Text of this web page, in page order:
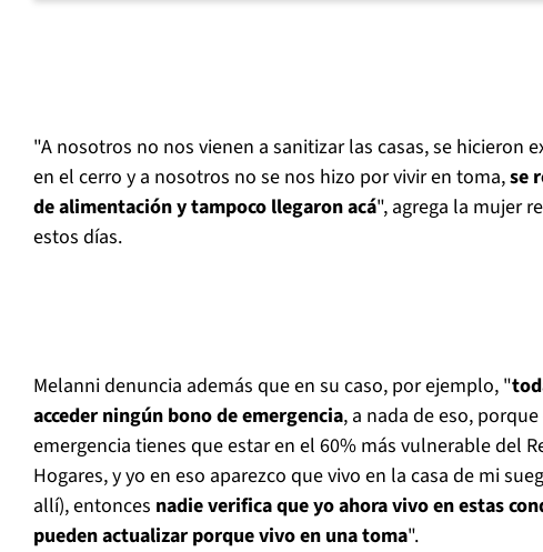
"A nosotros no nos vienen a sanitizar las casas, se hicieron
en el cerro y a nosotros no se nos hizo por vivir en toma,se
de alimentación y tampoco llegaron acá", agrega la mujer
estos días.
Melanni denuncia además que en su caso, por ejemplo, "
acceder ningún bono de emergencia, a nada de eso,
emergencia tienes que estar en el 60% más vulnerable del
Hogares, y yo en eso aparezco que vivo en la casa de mi
allí), entonces nadie verifica que yo ahora vivo en estas
pueden actualizar porque vivo en una toma".